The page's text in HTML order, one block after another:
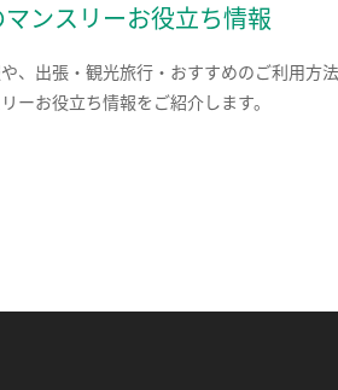
ンスリーお役立ち情報
、出張・観光旅行・おすすめのご利用方
ーお役立ち情報をご紹介します。